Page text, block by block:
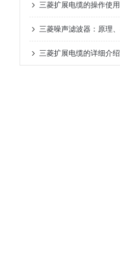
三菱扩展电缆的操作使用
三菱扩展电缆的详细介绍